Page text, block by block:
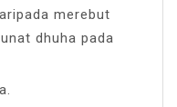
merebut
dhuha pada